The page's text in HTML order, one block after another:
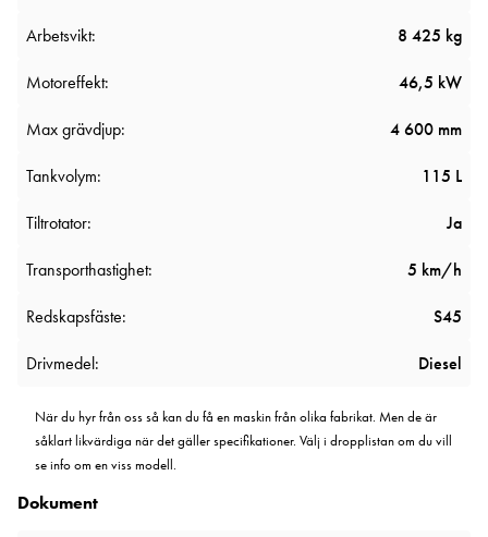
Arbetsvikt: 8 425 kg
Motoreffekt: 46,5 kW
Max grävdjup: 4 600 mm
Tankvolym: 115 L
Tiltrotator: Ja
Transporthastighet: 5 km/h
Redskapsfäste: S45
Drivmedel: Diesel
När du hyr från oss så kan du få en maskin från olika fabrikat. Men de är
såklart likvärdiga när det gäller specifikationer. Välj i dropplistan om du vill
se info om en viss modell.
Dokument